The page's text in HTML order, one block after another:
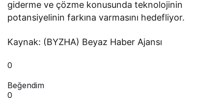
giderme ve çözme konusunda teknolojinin
potansiyelinin farkına varmasını hedefliyor.
Kaynak: (BYZHA) Beyaz Haber Ajansı
0
Beğendim
0